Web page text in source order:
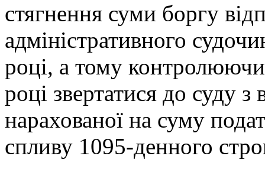
стягнення суми боргу
адміністративного
році, а тому
році звертатися до суду
нарахованої на суму
спливу 1095-денного